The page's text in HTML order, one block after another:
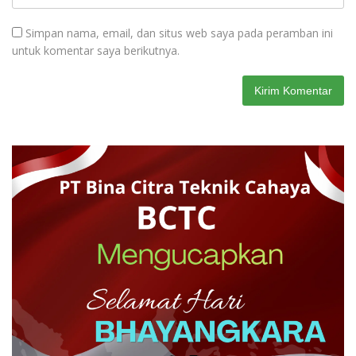
Simpan nama, email, dan situs web saya pada peramban ini
untuk komentar saya berikutnya.